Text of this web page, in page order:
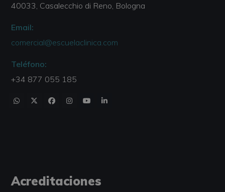
40033, Casalecchio di Reno, Bologna
Email:
comercial@escuelaclinica.com
Teléfono:
+34 877 055 185
Acreditaciones